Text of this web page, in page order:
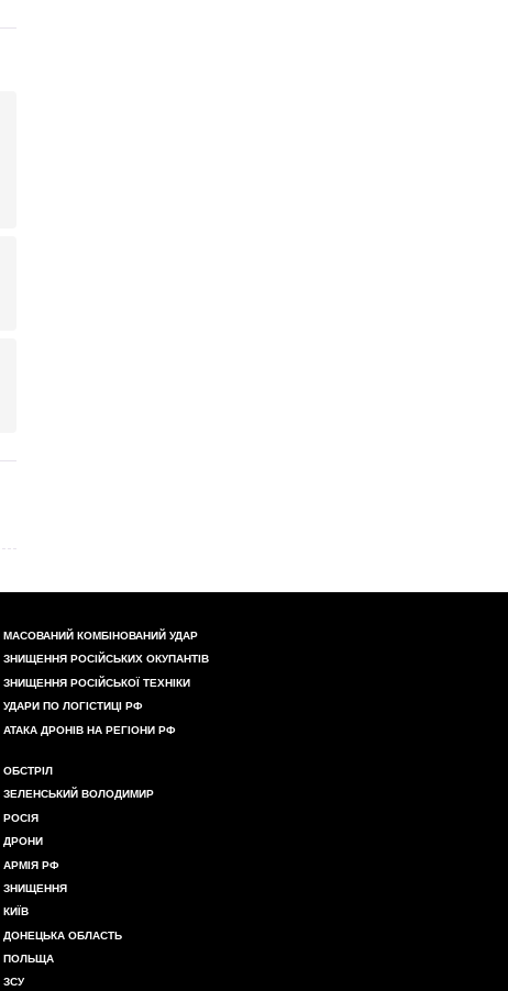
МАСОВАНИЙ КОМБІНОВАНИЙ УДАР
ЗНИЩЕННЯ РОСІЙСЬКИХ ОКУПАНТІВ
ЗНИЩЕННЯ РОСІЙСЬКОЇ ТЕХНІКИ
УДАРИ ПО ЛОГІСТИЦІ РФ
АТАКА ДРОНІВ НА РЕГІОНИ РФ
ОБСТРІЛ
ЗЕЛЕНСЬКИЙ ВОЛОДИМИР
РОСІЯ
ДРОНИ
АРМІЯ РФ
ЗНИЩЕННЯ
КИЇВ
ДОНЕЦЬКА ОБЛАСТЬ
ПОЛЬЩА
ЗСУ